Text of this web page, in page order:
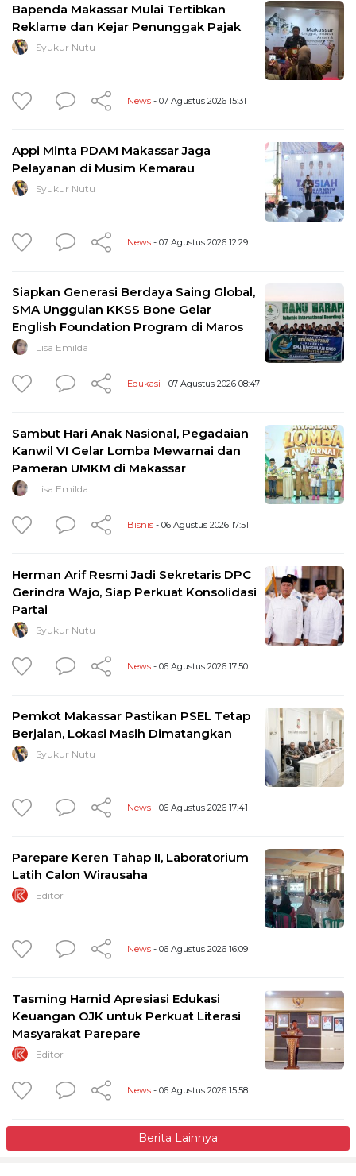
Bapenda Makassar Mulai Tertibkan
Reklame dan Kejar Penunggak Pajak
Syukur Nutu
News - 07 Agustus 2026 15:31
Appi Minta PDAM Makassar Jaga
Pelayanan di Musim Kemarau
Syukur Nutu
News - 07 Agustus 2026 12:29
Siapkan Generasi Berdaya Saing Global,
SMA Unggulan KKSS Bone Gelar
English Foundation Program di Maros
Lisa Emilda
Edukasi - 07 Agustus 2026 08:47
Sambut Hari Anak Nasional, Pegadaian
Kanwil VI Gelar Lomba Mewarnai dan
Pameran UMKM di Makassar
Lisa Emilda
Bisnis - 06 Agustus 2026 17:51
Herman Arif Resmi Jadi Sekretaris DPC
Gerindra Wajo, Siap Perkuat Konsolidasi
Partai
Syukur Nutu
News - 06 Agustus 2026 17:50
Pemkot Makassar Pastikan PSEL Tetap
Berjalan, Lokasi Masih Dimatangkan
Syukur Nutu
News - 06 Agustus 2026 17:41
Parepare Keren Tahap II, Laboratorium
Latih Calon Wirausaha
Editor
News - 06 Agustus 2026 16:09
Tasming Hamid Apresiasi Edukasi
Keuangan OJK untuk Perkuat Literasi
Masyarakat Parepare
Editor
News - 06 Agustus 2026 15:58
Berita Lainnya